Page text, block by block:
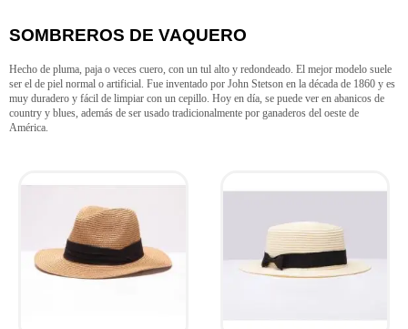
SOMBREROS DE VAQUERO
Hecho de pluma, paja o veces cuero, con un tul alto y redondeado. El mejor modelo suele
ser el de piel normal o artificial. Fue inventado por John Stetson en la década de 1860 y es
muy duradero y fácil de limpiar con un cepillo. Hoy en día, se puede ver en abanicos de
country y blues, además de ser usado tradicionalmente por ganaderos del oeste de
América.